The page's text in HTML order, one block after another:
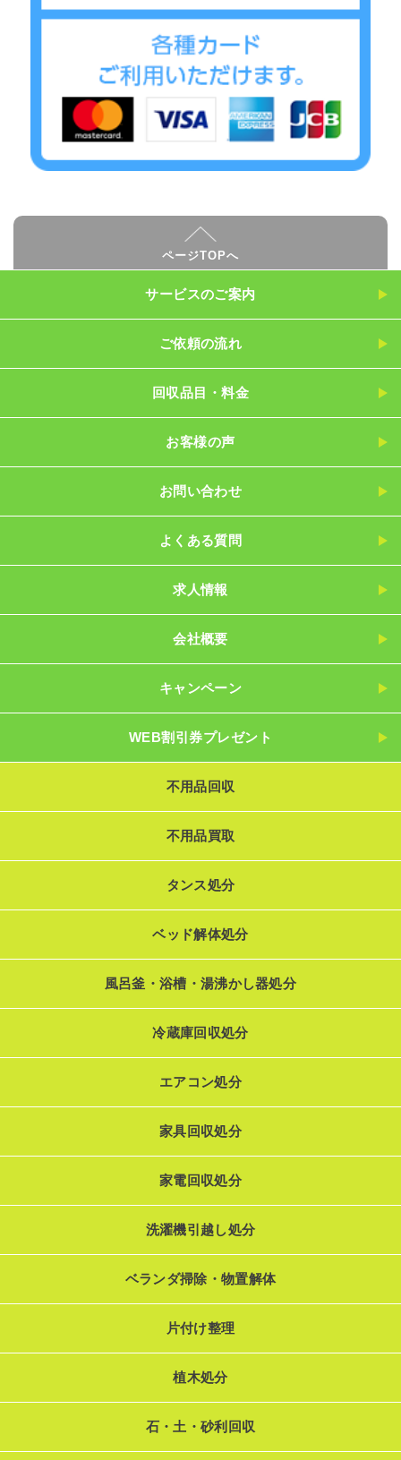
ページTOPへ
サービスのご案内
ご依頼の流れ
回収品目・料金
お客様の声
お問い合わせ
よくある質問
求人情報
会社概要
キャンペーン
WEB割引券プレゼント
不用品回収
不用品買取
タンス処分
ベッド解体処分
風呂釜・浴槽・湯沸かし器処分
冷蔵庫回収処分
エアコン処分
家具回収処分
家電回収処分
洗濯機引越し処分
ベランダ掃除・物置解体
片付け整理
植木処分
石・土・砂利回収